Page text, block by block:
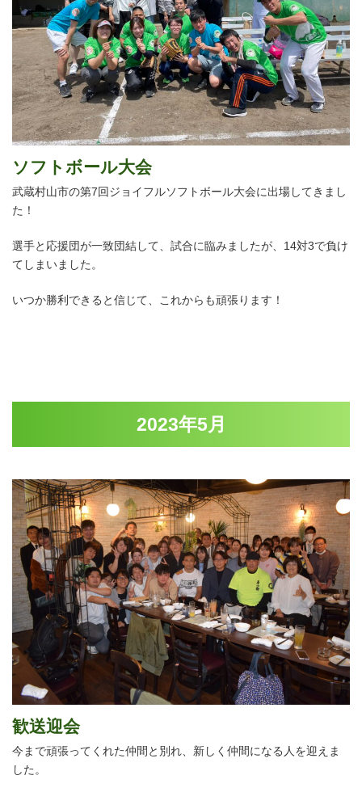
ソフトボール大会
武蔵村山市の第7回ジョイフルソフトボール大会に出場してきまし
た！
選手と応援団が一致団結して、試合に臨みましたが、14対3で負け
てしまいました。
いつか勝利できると信じて、これからも頑張ります！
2023年5月
歓送迎会
今まで頑張ってくれた仲間と別れ、新しく仲間になる人を迎えま
した。